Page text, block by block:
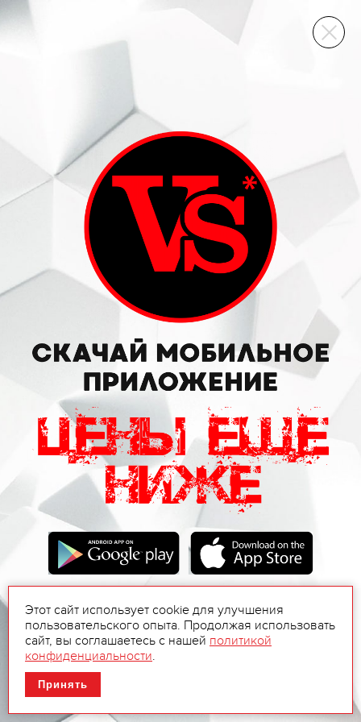
ВИННЫЙ СКЛАД
Этот сайт использует cookie для улучшения
пользовательского опыта. Продолжая использовать
сайт, вы соглашаетесь с нашей политикой
конфиденциальности.
Принять